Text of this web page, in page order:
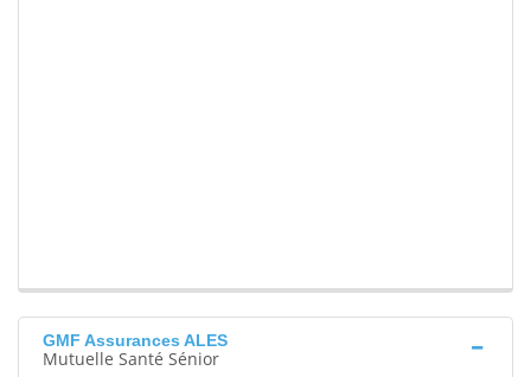
GMF Assurances ALES
Mutuelle Santé Sénior